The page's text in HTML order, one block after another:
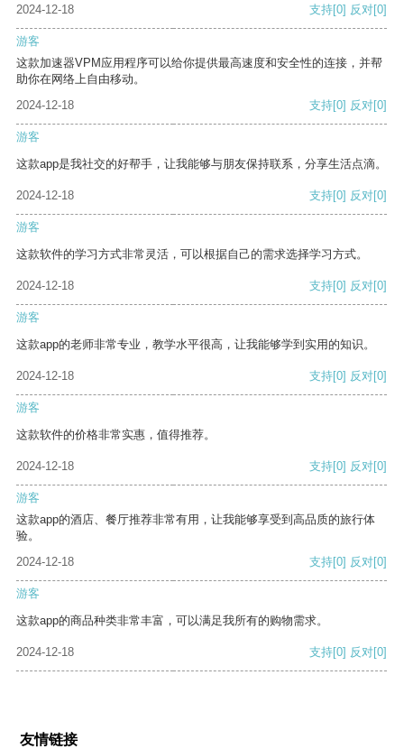
2024-12-18
支持[0] 反对[0]
游客
这款加速器VPM应用程序可以给你提供最高速度和安全性的连接，并帮
助你在网络上自由移动。
2024-12-18
支持[0] 反对[0]
游客
这款app是我社交的好帮手，让我能够与朋友保持联系，分享生活点滴。
2024-12-18 支持[0] 反对[0]
游客
这款软件的学习方式非常灵活，可以根据自己的需求选择学习方式。
2024-12-18 支持[0] 反对[0]
游客
这款app的老师非常专业，教学水平很高，让我能够学到实用的知识。
2024-12-18 支持[0] 反对[0]
游客
这款软件的价格非常实惠，值得推荐。
2024-12-18 支持[0] 反对[0]
游客
这款app的酒店、餐厅推荐非常有用，让我能够享受到高品质的旅行体
验。
2024-12-18
支持[0] 反对[0]
游客
这款app的商品种类非常丰富，可以满足我所有的购物需求。
2024-12-18 支持[0] 反对[0]
友情链接